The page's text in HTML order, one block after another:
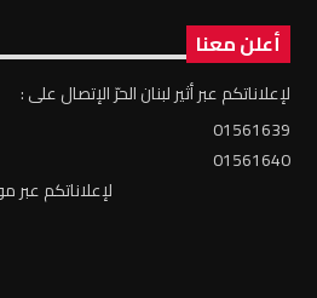
أعلن معنا
لإعلاناتكم عبر أثير لبنان الحرّ الإتصال على :
01561639
01561640
لإعلاناتكم عبر